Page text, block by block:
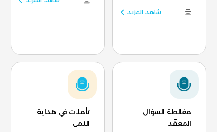
شاهد المزيد
مغالطة السؤال
المعقّد
تأملات في هداية
النمل